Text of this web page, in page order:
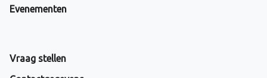
Evenementen
Vraag stellen